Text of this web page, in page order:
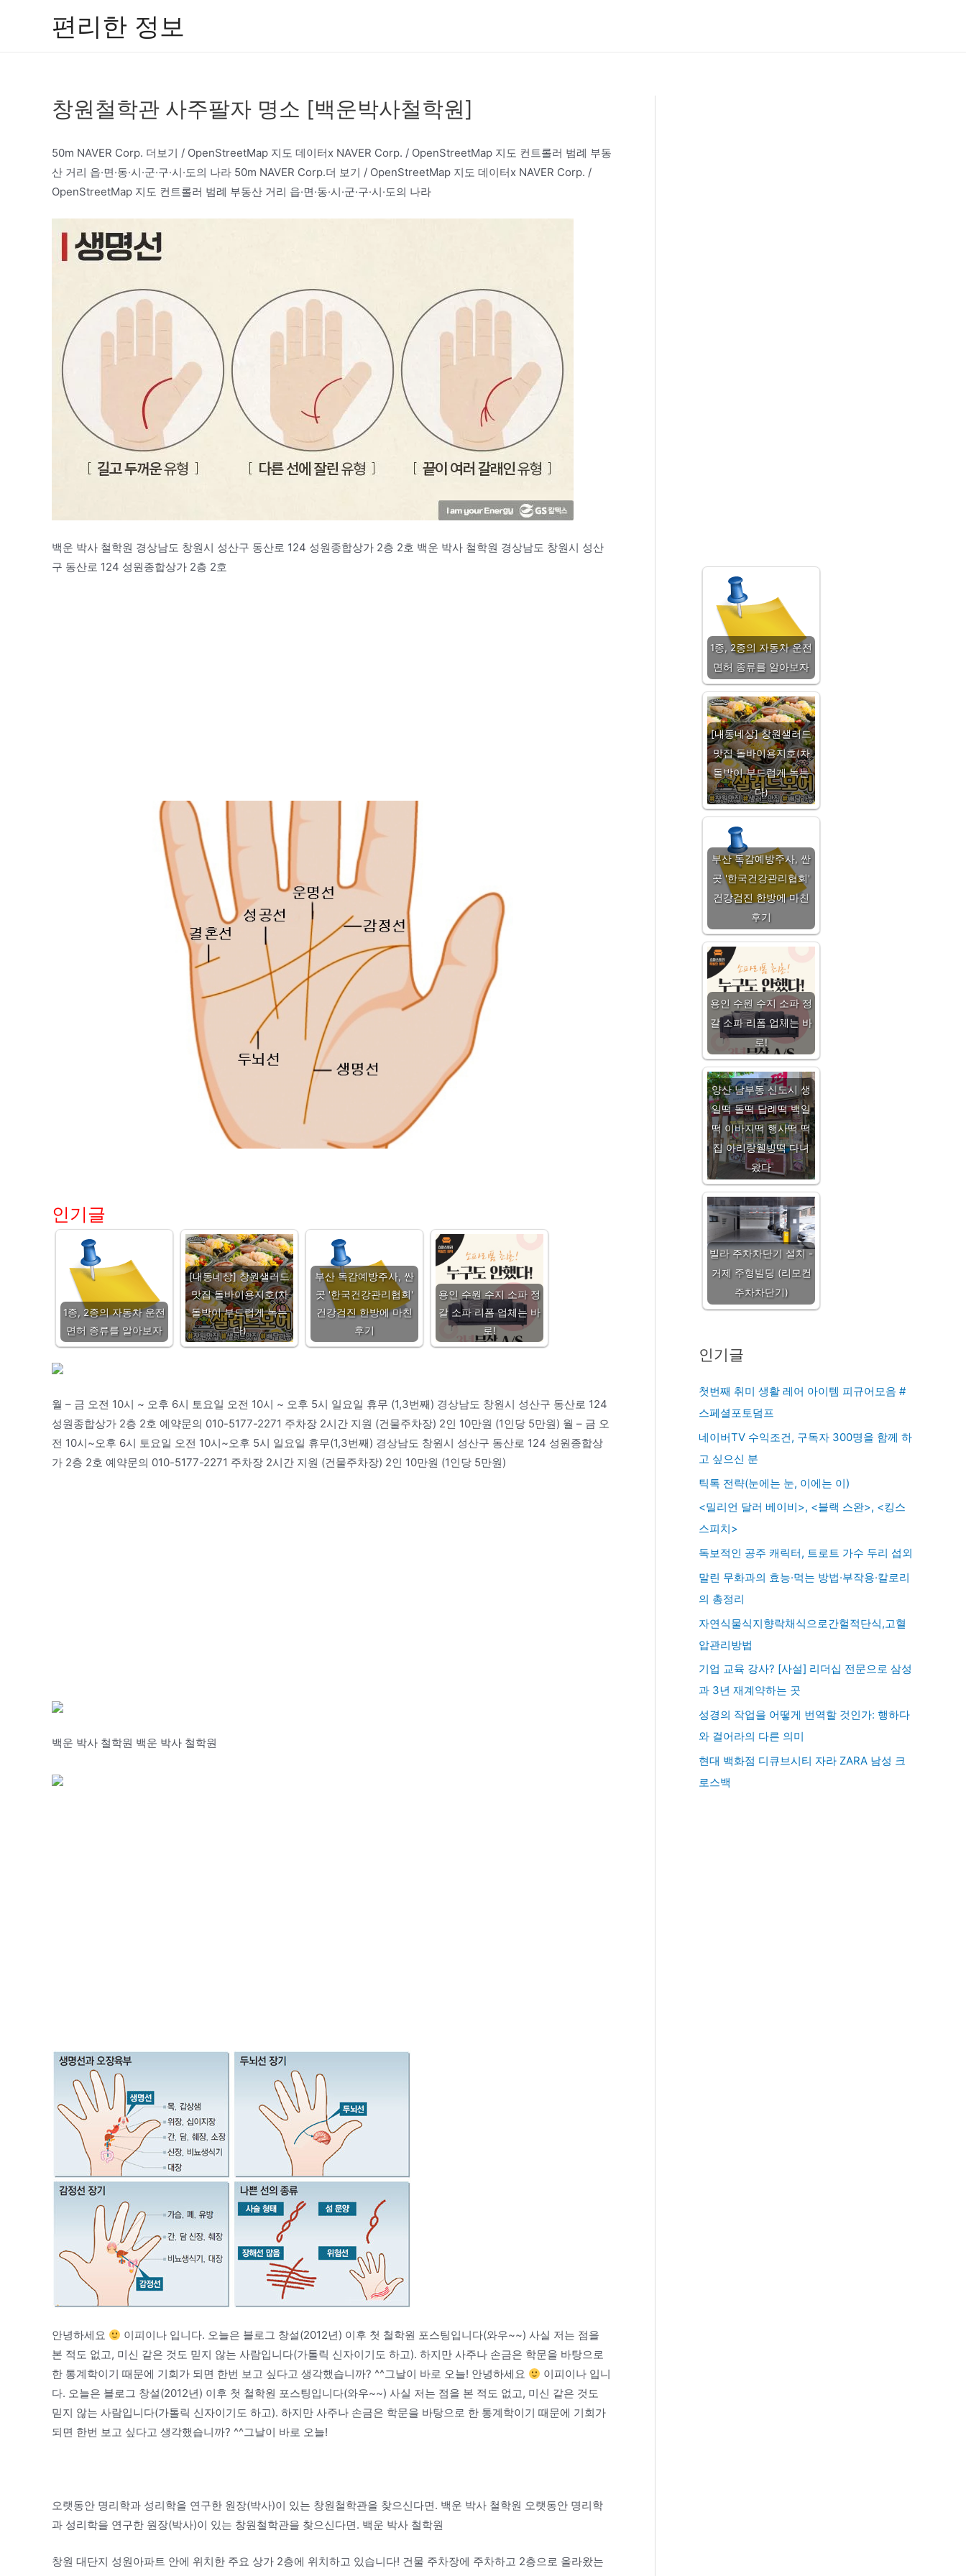
편리한 정보
창원철학관 사주팔자 명소 [백운박사철학원]
50m NAVER Corp. 더보기 / OpenStreetMap 지도 데이터x NAVER Corp. / OpenStreetMap 지도 컨트롤러 범례 부동
산 거리 읍·면·동·시·군·구·시·도의 나라 50m NAVER Corp.더 보기 / OpenStreetMap 지도 데이터x NAVER Corp. /
OpenStreetMap 지도 컨트롤러 범례 부동산 거리 읍·면·동·시·군·구·시·도의 나라
백운 박사 철학원 경상남도 창원시 성산구 동산로 124 성원종합상가 2층 2호 백운 박사 철학원 경상남도 창원시 성산
구 동산로 124 성원종합상가 2층 2호
인기글
1종, 2종의 자동차 운전
면허 종류를 알아보자
[내동네상] 창원샐러드
맛집 돌바이용지호(차
돌박이 부드럽게 녹는
다)
부산 독감예방주사, 싼
곳 '한국건강관리협회'
건강검진 한방에 마친
후기
용인 수원 수지 소파 정
갈 소파 리폼 업체는 바
로!
월 – 금 오전 10시 ~ 오후 6시 토요일 오전 10시 ~ 오후 5시 일요일 휴무 (1,3번째) 경상남도 창원시 성산구 동산로 124
성원종합상가 2층 2호 예약문의 010-5177-2271 주차장 2시간 지원 (건물주차장) 2인 10만원 (1인당 5만원) 월 – 금 오
전 10시~오후 6시 토요일 오전 10시~오후 5시 일요일 휴무(1,3번째) 경상남도 창원시 성산구 동산로 124 성원종합상
가 2층 2호 예약문의 010-5177-2271 주차장 2시간 지원 (건물주차장) 2인 10만원 (1인당 5만원)
백운 박사 철학원 백운 박사 철학원
안녕하세요
이피이나 입니다. 오늘은 블로그 창설(2012년) 이후 첫 철학원 포스팅입니다(와우~~) 사실 저는 점을
본 적도 없고, 미신 같은 것도 믿지 않는 사람입니다(가톨릭 신자이기도 하고). 하지만 사주나 손금은 학문을 바탕으로
한 통계학이기 때문에 기회가 되면 한번 보고 싶다고 생각했습니까? ^^그날이 바로 오늘! 안녕하세요
이피이나 입니
다. 오늘은 블로그 창설(2012년) 이후 첫 철학원 포스팅입니다(와우~~) 사실 저는 점을 본 적도 없고, 미신 같은 것도
믿지 않는 사람입니다(가톨릭 신자이기도 하고). 하지만 사주나 손금은 학문을 바탕으로 한 통계학이기 때문에 기회가
되면 한번 보고 싶다고 생각했습니까? ^^그날이 바로 오늘!
오랫동안 명리학과 성리학을 연구한 원장(박사)이 있는 창원철학관을 찾으신다면. 백운 박사 철학원 오랫동안 명리학
과 성리학을 연구한 원장(박사)이 있는 창원철학관을 찾으신다면. 백운 박사 철학원
창원 대단지 성원아파트 안에 위치한 주요 상가 2층에 위치하고 있습니다! 건물 주차장에 주차하고 2층으로 올라왔는
1종, 2종의 자동차 운전
면허 종류를 알아보자
[내동네상] 창원샐러드
맛집 돌바이용지호(차
돌박이 부드럽게 녹는
다)
부산 독감예방주사, 싼
곳 '한국건강관리협회'
건강검진 한방에 마친
후기
용인 수원 수지 소파 정
갈 소파 리폼 업체는 바
로!
양산 남부동 신도시 생
일떡 돌떡 답례떡 백일
떡 이바지떡 행사떡 떡
집 아리랑웰빙떡 다녀
왔다
빌라 주차차단기 설치 -
거제 주형빌딩 (리모컨
주차차단기)
인기글
첫번째 취미 생활 레어 아이템 피규어모음 #
스페셜포토덤프
네이버TV 수익조건, 구독자 300명을 함께 하
고 싶으신 분
틱톡 전략(눈에는 눈, 이에는 이)
<밀리언 달러 베이비>, <블랙 스완>, <킹스
스피치>
독보적인 공주 캐릭터, 트로트 가수 두리 섭외
말린 무화과의 효능·먹는 방법·부작용·칼로리
의 총정리
자연식물식지향락채식으로간헐적단식,고혈
압관리방법
기업 교육 강사? [사설] 리더십 전문으로 삼성
과 3년 재계약하는 곳
성경의 작업을 어떻게 번역할 것인가: 행하다
와 걸어라의 다른 의미
현대 백화점 디큐브시티 자라 ZARA 남성 크
로스백